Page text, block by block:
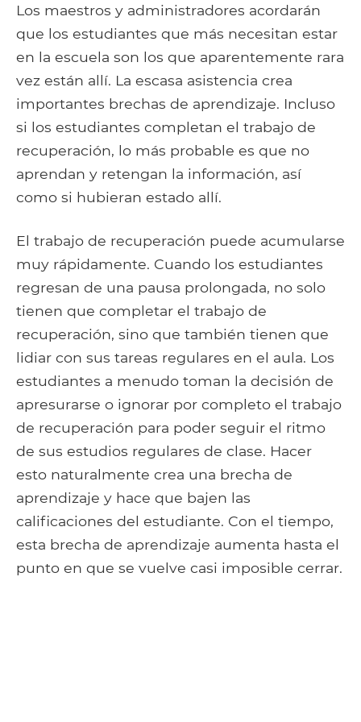
Los maestros y administradores acordarán
que los estudiantes que más necesitan estar
en la escuela son los que aparentemente rara
vez están allí. La escasa asistencia crea
importantes brechas de aprendizaje. Incluso
si los estudiantes completan el trabajo de
recuperación, lo más probable es que no
aprendan y retengan la información, así
como si hubieran estado allí.
El trabajo de recuperación puede acumularse
muy rápidamente. Cuando los estudiantes
regresan de una pausa prolongada, no solo
tienen que completar el trabajo de
recuperación, sino que también tienen que
lidiar con sus tareas regulares en el aula. Los
estudiantes a menudo toman la decisión de
apresurarse o ignorar por completo el trabajo
de recuperación para poder seguir el ritmo
de sus estudios regulares de clase. Hacer
esto naturalmente crea una brecha de
aprendizaje y hace que bajen las
calificaciones del estudiante. Con el tiempo,
esta brecha de aprendizaje aumenta hasta el
punto en que se vuelve casi imposible cerrar.